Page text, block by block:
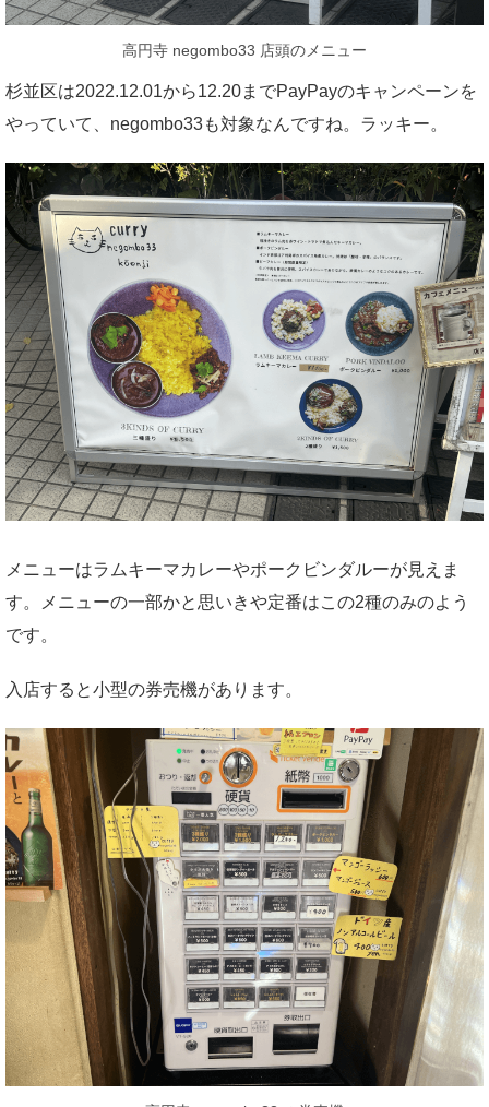
高円寺 negombo33 店頭のメニュー
杉並区は2022.12.01から12.20までPayPayのキャンペーンを
やっていて、negombo33も対象なんですね。ラッキー。
メニューはラムキーマカレーやポークビンダルーが見えま
す。メニューの一部かと思いきや定番はこの2種のみのよう
です。
入店すると小型の券売機があります。